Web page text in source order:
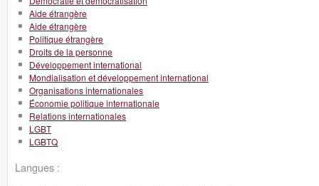
Aide étrangère
Aide étrangère
Politique étrangère
Droits de la personne
Développement international
Mondialisation et développement international
Organisations internationales
Économie politique internationale
Relations internationales
LGBT
LGBTQ
Langues :